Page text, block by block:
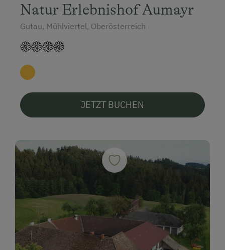
Natur Erlebnishof Aumayr
Gutau, Mühlviertel, Oberösterreich
JETZT BUCHEN